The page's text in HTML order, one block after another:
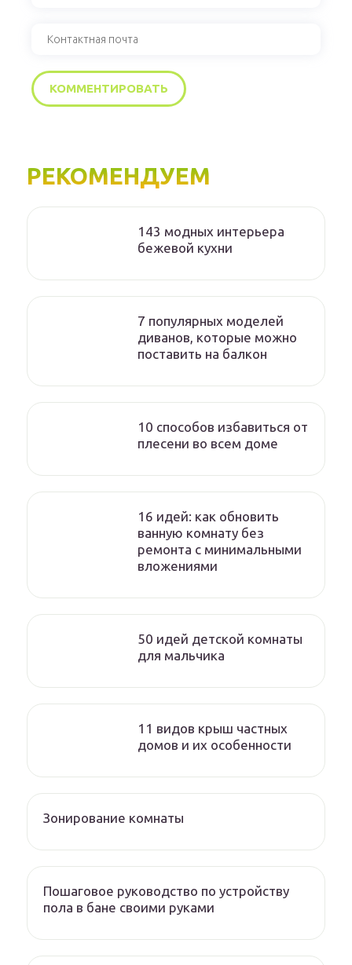
РЕКОМЕНДУЕМ
143 модных интерьера
бежевой кухни
7 популярных моделей
диванов, которые можно
поставить на балкон
10 способов избавиться от
плесени во всем доме
16 идей: как обновить
ванную комнату без
ремонта с минимальными
вложениями
50 идей детской комнаты
для мальчика
11 видов крыш частных
домов и их особенности
Зонирование комнаты
Пошаговое руководство по устройству
пола в бане своими руками